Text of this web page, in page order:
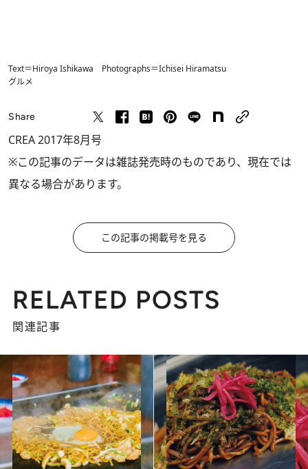
Text＝Hiroya Ishikawa Photographs＝Ichisei Hiramatsu
グルメ
Share
CREA 2017年8月号
※この記事のデータは雑誌発売時のものであり、現在では
異なる場合があります。
この記事の掲載号を見る
RELATED POSTS
関連記事